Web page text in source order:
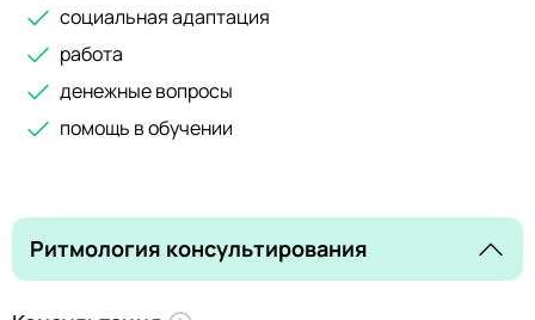
социальная адаптация
работа
денежные вопросы
помощь в обучении
Ритмология консультирования